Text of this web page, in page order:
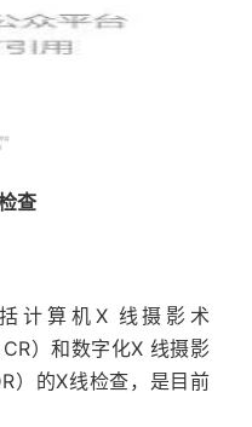
查
计算机X 线摄影术
）和数字化X 线摄影
）的X线检查，是目前